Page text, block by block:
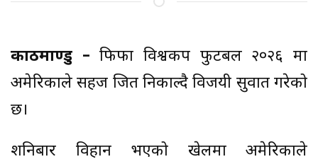
काठमाण्डु – फिफा विश्वकप फुटबल २०२६ मा
अमेरिकाले सहज जित निकाल्दै विजयी सुरुवात गरेको
छ।
शनिबार विहान भएको खेलमा अमेरिकाले